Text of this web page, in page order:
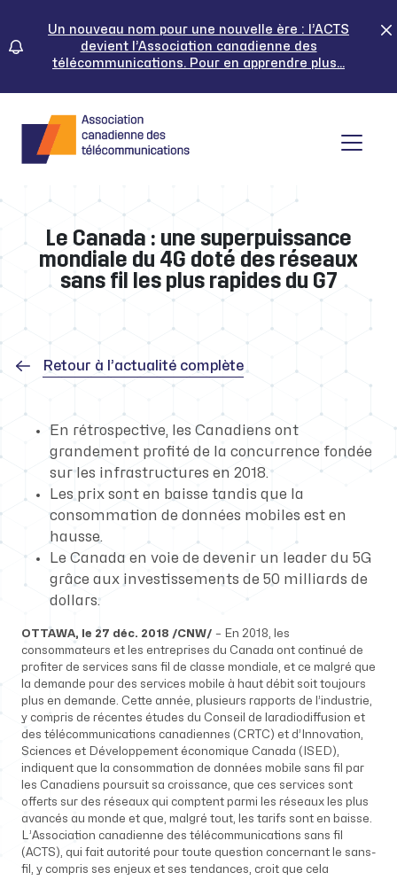
content
Un nouveau nom pour une nouvelle ère : l’ACTS
devient l’Association canadienne des
télécommunications. Pour en apprendre plus...
Le Canada : une superpuissance
mondiale du 4G doté des réseaux
sans fil les plus rapides du G7
Retour à l’actualité complète
En rétrospective, les Canadiens ont
grandement profité de la concurrence fondée
sur les infrastructures en 2018.
Les prix sont en baisse tandis que la
consommation de données mobiles est en
hausse.
Le Canada en voie de devenir un leader du 5G
grâce aux investissements de 50 milliards de
dollars.
OTTAWA, le 27 déc. 2018 /CNW/ – En 2018, les
consommateurs et les entreprises du Canada ont continué de
profiter de services sans fil de classe mondiale, et ce malgré que
la demande pour des services mobile à haut débit soit toujours
plus en demande. Cette année, plusieurs rapports de l’industrie,
y compris de récentes études du Conseil de laradiodiffusion et
des télécommunications canadiennes (CRTC) et d’Innovation,
Sciences et Développement économique Canada (ISED),
indiquent que la consommation de données mobile sans fil par
les Canadiens poursuit sa croissance, que ces services sont
offerts sur des réseaux qui comptent parmi les réseaux les plus
avancés au monde et que, malgré tout, les tarifs sont en baisse.
L’Association canadienne des télécommunications sans fil
(ACTS), qui fait autorité pour toute question concernant le sans-
fil, y compris ses enjeux et ses tendances, croit que cela